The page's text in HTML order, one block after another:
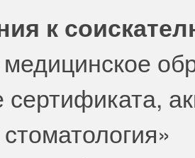
к
сертификата,